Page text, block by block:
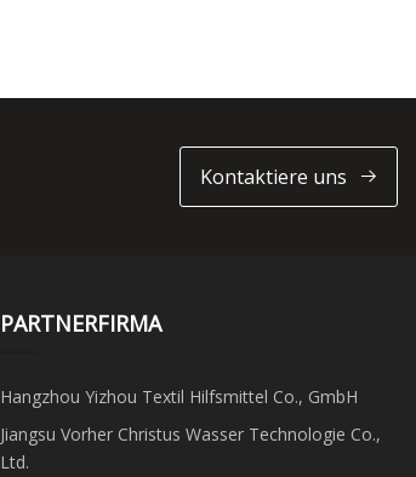
Kontaktiere uns
PARTNERFIRMA
Hangzhou Yizhou Textil Hilfsmittel Co., GmbH
Jiangsu Vorher Christus Wasser Technologie Co.,
Ltd.